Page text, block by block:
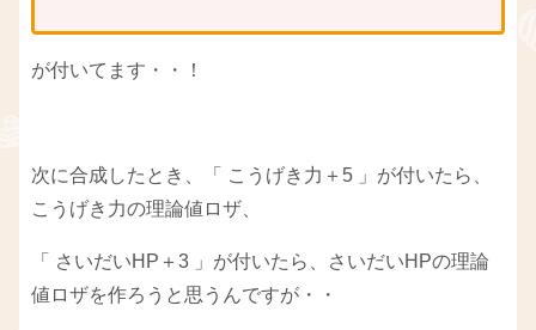
が付いてます・・！
次に合成したとき、「 こうげき力＋5 」が付いたら、
こうげき力の理論値ロザ、
「 さいだいHP＋3 」が付いたら、さいだいHPの理論
値ロザを作ろうと思うんですが・・